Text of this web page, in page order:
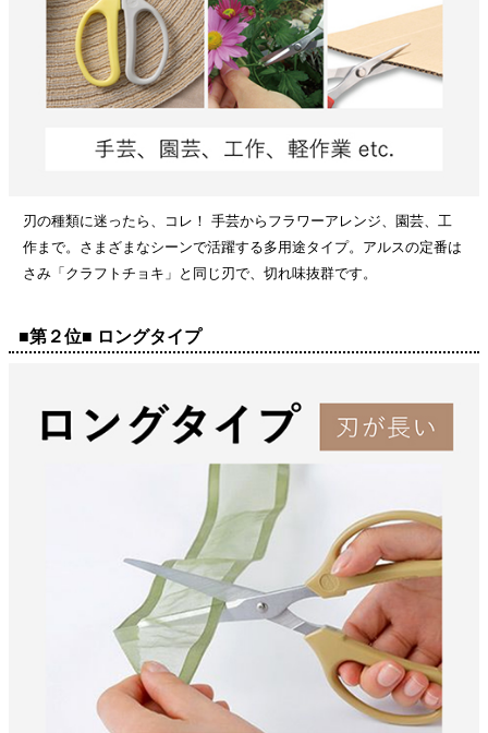
刃の種類に迷ったら、コレ！ 手芸からフラワーアレンジ、園芸、工
作まで。さまざまなシーンで活躍する多用途タイプ。アルスの定番は
さみ「クラフトチョキ」と同じ刃で、切れ味抜群です。
■第２位■ ロングタイプ